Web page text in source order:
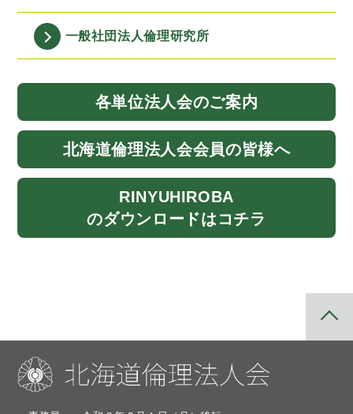
一般社団法人倫理研究所
各単位法人会のご案内
北海道倫理法人会会員の皆様へ
RINYUHIROBA
のダウンロードはコチラ